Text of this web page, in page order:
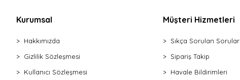
Kurumsal
Hakkımızda
Gizlilik Sözleşmesi
Kullanıcı Sözleşmesi
Müşteri Hizmetleri
Sıkça Sorulan Sorular
Sipariş Takip
Havale Bildirimleri